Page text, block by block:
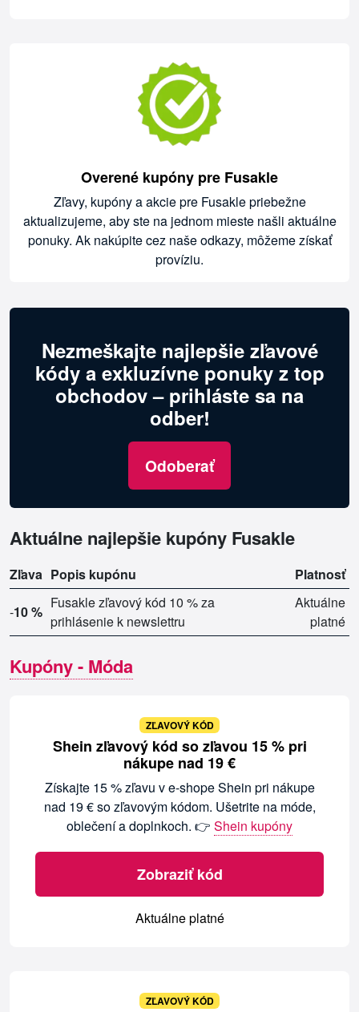
Overené kupóny pre Fusakle
Zľavy, kupóny a akcie pre Fusakle priebežne
aktualizujeme, aby ste na jednom mieste našli aktuálne
ponuky. Ak nakúpite cez naše odkazy, môžeme získať
províziu.
Nezmeškajte najlepšie zľavové
kódy a exkluzívne ponuky z top
obchodov – prihláste sa na
odber!
Odoberať
Aktuálne najlepšie kupóny Fusakle
Zľava Popis kupónu Platnosť
-10 %
Fusakle zľavový kód 10 % za
prihlásenie k newslettru
Aktuálne
platné
Kupóny - Móda
ZĽAVOVÝ KÓD
Shein zľavový kód so zľavou 15 % pri
nákupe nad 19 €
Získajte 15 % zľavu v e-shope Shein pri nákupe
nad 19 € so zľavovým kódom. Ušetrite na móde,
oblečení a doplnkoch. 👉 Shein kupóny
Zobraziť kód
Aktuálne platné
ZĽAVOVÝ KÓD